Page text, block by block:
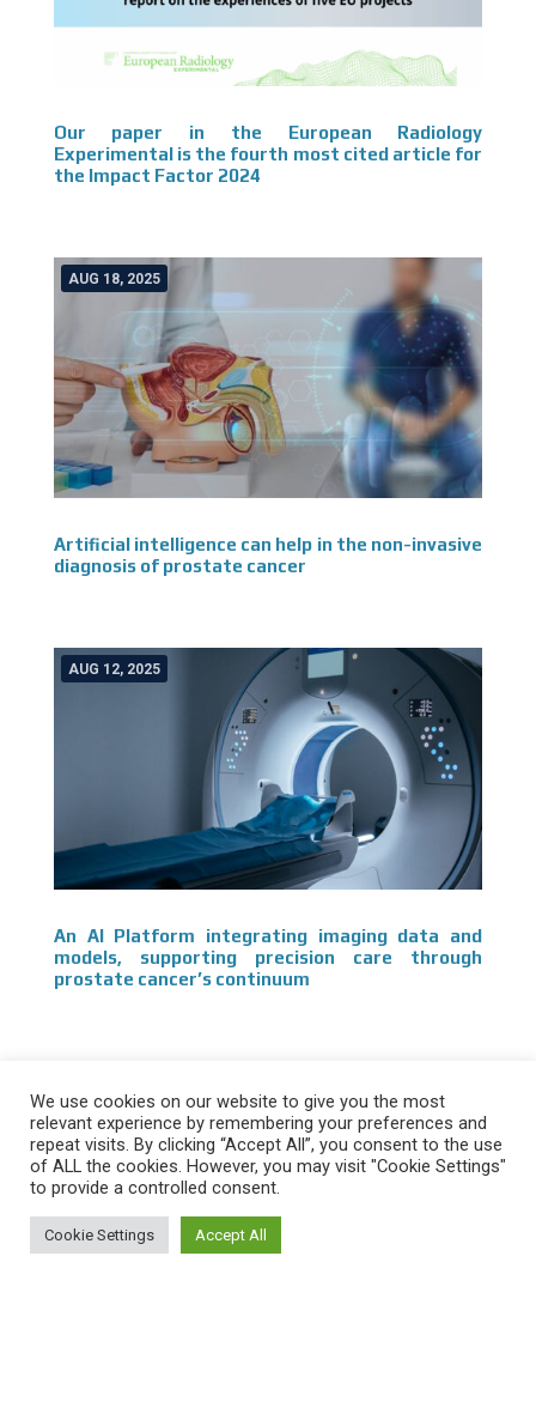
Our paper in the European Radiology
Experimental is the fourth most cited article for
the Impact Factor 2024
Artificial intelligence can help in the non-invasive
diagnosis of prostate cancer
AUG 18, 2025
An AI Platform integrating imaging data and
models, supporting precision care through
prostate cancer’s continuum
AUG 12, 2025
Stay in touch!
We use cookies on our website to give you the most
relevant experience by remembering your preferences and
repeat visits. By clicking “Accept All”, you consent to the use
of ALL the cookies. However, you may visit "Cookie Settings"
to provide a controlled consent.
Cookie Settings Accept All